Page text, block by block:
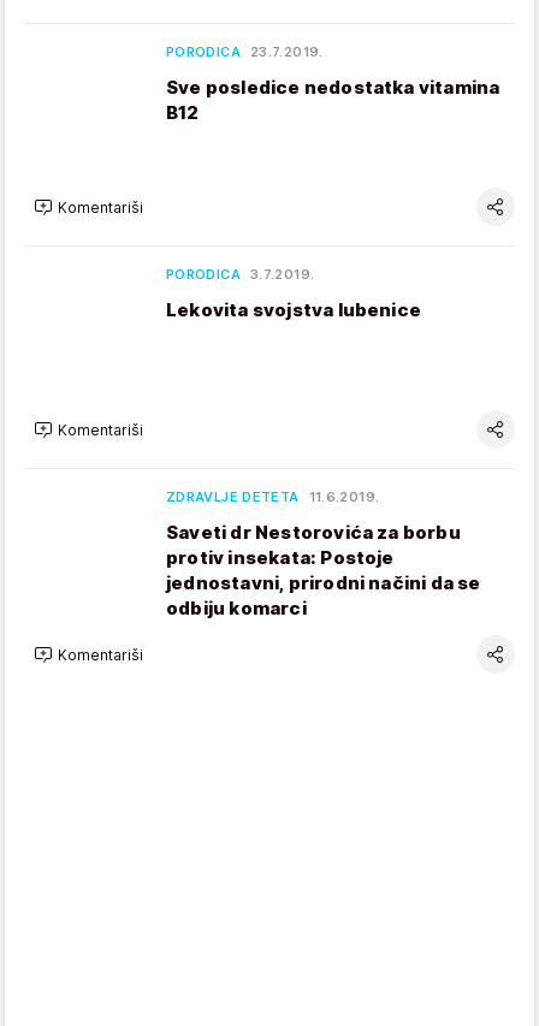
PORODICA 23.7.2019.
Sve posledice nedostatka vitamina
B12
Komentariši
PORODICA 3.7.2019.
Lekovita svojstva lubenice
Komentariši
ZDRAVLJE DETETA 11.6.2019.
Saveti dr Nestorovića za borbu
protiv insekata: Postoje
jednostavni, prirodni načini da se
odbiju komarci
Komentariši